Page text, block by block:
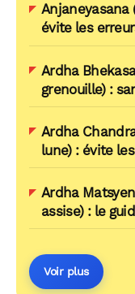
Anjaneyasana
évite les
Ardha
grenouille) :
Ardha
lune) : évite
Ardha
assise) : le
Voir plus